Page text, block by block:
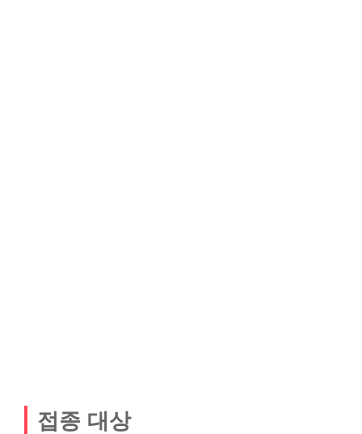
접종 대상